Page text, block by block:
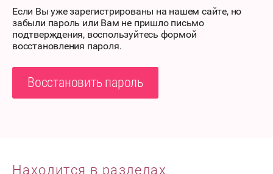
Если Вы уже зарегистрированы на нашем сайте, но
забыли пароль или Вам не пришло письмо
подтверждения, воспользуйтесь формой
восстановления пароля.
Восстановить пароль
Находится в разделах